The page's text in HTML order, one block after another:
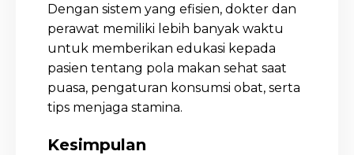
Dengan sistem yang efisien, dokter dan
perawat memiliki lebih banyak waktu
untuk memberikan edukasi kepada
pasien tentang pola makan sehat saat
puasa, pengaturan konsumsi obat, serta
tips menjaga stamina.
Kesimpulan